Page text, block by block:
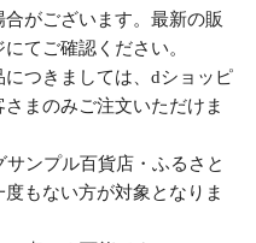
がございます。最新の販
てご確認ください。
につきましては、dショッピ
まのみご注文いただけま
ンプル百貨店・ふるさと
もない方が対象となりま